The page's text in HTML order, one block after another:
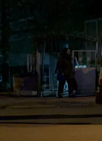
ECZANELER
İçerikleri
Durumu
Saatleri
Saatleri